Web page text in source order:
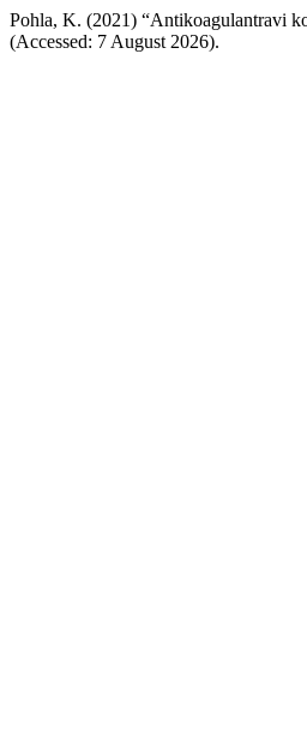
Pohla, K. (2021) “Antikoagulantravi
(Accessed: 7 August 2026).